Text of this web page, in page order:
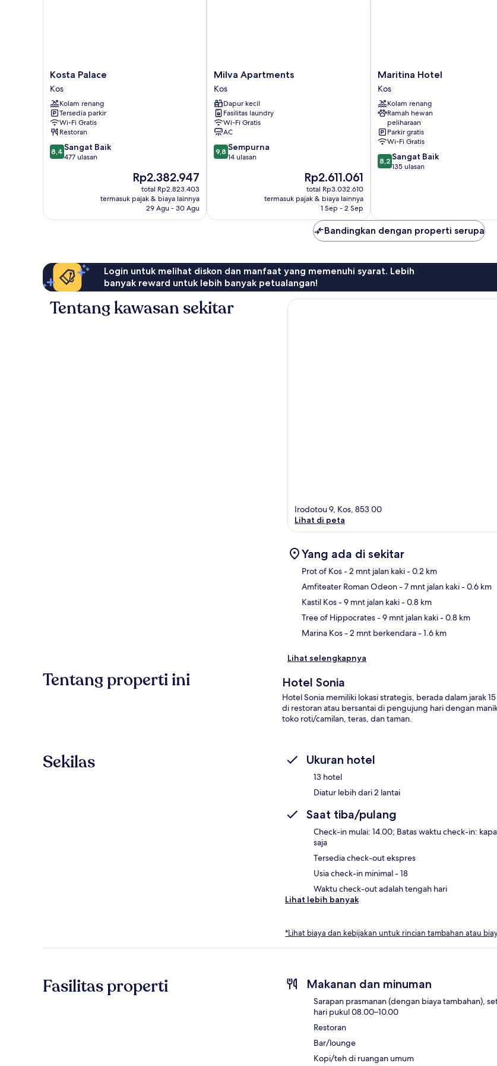
Kosta
Palace
Kos
Kosta Palace
Kos
Kolam renang
Tersedia parkir
Wi-Fi Gratis
Restoran
8.4
dari
8,4 Sangat Baik
477 ulasan
Harga
sekarang
Rp2.382.947
Rp2.382.947
total Rp2.823.403
termasuk pajak & biaya lainnya
29 Agu - 30 Agu
Milva
Apartments
Kos
Milva Apartments
Kos
Dapur kecil
Fasilitas laundry
Wi-Fi Gratis
AC
9.8
dari
9,8 Sempurna
14 ulasan
Harga
sekarang
Rp2.611.061
Rp2.611.061
total Rp3.032.610
termasuk pajak & biaya lainnya
1 Sep - 2 Sep
Maritina
Hotel
Kos
Maritina Hotel
Kos
Kolam renang
Ramah hewan
peliharaan
Parkir gratis
Wi-Fi Gratis
8.2
dari
ulasan
8,2 Sangat Baik
135 ulasan
Bandingkan dengan properti serupa
Login untuk melihat diskon dan manfaat yang memenuhi syarat. Lebih
banyak reward untuk lebih banyak petualangan!
Tentang kawasan sekitar
Irodotou 9, Kos, 853 00
Lihat di peta
Yang ada di sekitar
Prot of Kos- 2 mnt jalan kaki- 0.2 km
Amfiteater Roman Odeon- 7 mnt jalan kaki- 0.6 km
Kastil Kos- 9 mnt jalan kaki- 0.8 km
Tree of Hippocrates- 9 mnt jalan kaki- 0.8 km
Marina Kos- 2 mnt berkendara- 1.6 km
Lihat selengkapnya
Tentang properti ini Hotel Sonia
Hotel Sonia memiliki lokasi strategis, berada dalam jarak
di restoran atau bersantai di pengujung hari dengan
toko roti/camilan, teras, dan taman.
Sekilas Ukuran hotel
13 hotel
Diatur lebih dari 2 lantai
Saat tiba/pulang
Check-in mulai: 14.00; Batas waktu check-in:
saja
Tersedia check-out ekspres
Usia check-in minimal - 18
Waktu check-out adalah tengah hari
Lihat lebih banyak
*Lihat biaya dan kebijakan untuk rincian tambahan atau
Fasilitas properti Makanan dan minuman
Sarapan prasmanan (dengan biaya tambahan),
hari pukul 08.00–10.00
Restoran
Bar/lounge
Kopi/teh di ruangan umum